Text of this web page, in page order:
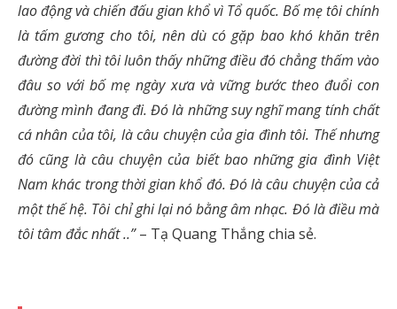
lao động và chiến đấu gian khổ vì Tổ quốc. Bố mẹ tôi chính
là tấm gương cho tôi, nên dù có gặp bao khó khăn trên
đường đời thì tôi luôn thấy những điều đó chẳng thấm vào
đâu so với bố mẹ ngày xưa và vững bước theo đuổi con
đường mình đang đi. Đó là những suy nghĩ mang tính chất
cá nhân của tôi, là câu chuyện của gia đình tôi. Thế nhưng
đó cũng là câu chuyện của biết bao những gia đình Việt
Nam khác trong thời gian khổ đó. Đó là câu chuyện của cả
một thế hệ. Tôi chỉ ghi lại nó bằng âm nhạc. Đó là điều mà
tôi tâm đắc nhất ..”– Tạ Quang Thắng chia sẻ.